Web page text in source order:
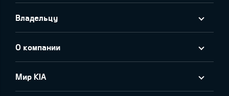
Владельцу
О компании
Мир KIA